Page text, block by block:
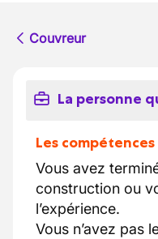
Couvreur
La personne
Les
Vous avez
construction ou
l’expérience.
Vous n’avez pas